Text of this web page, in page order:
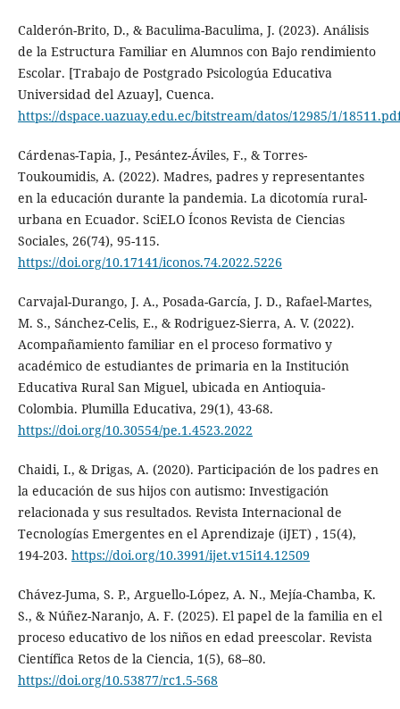
Calderón-Brito, D., & Baculima-Baculima, J. (2023). Análisis
de la Estructura Familiar en Alumnos con Bajo rendimiento
Escolar. [Trabajo de Postgrado Psicologúa Educativa
Universidad del Azuay], Cuenca.
https://dspace.uazuay.edu.ec/bitstream/datos/12985/1/
Cárdenas-Tapia, J., Pesántez-Áviles, F., & Torres-
Toukoumidis, A. (2022). Madres, padres y representantes
en la educación durante la pandemia. La dicotomía rural-
urbana en Ecuador. SciELO Íconos Revista de Ciencias
Sociales, 26(74), 95-115.
https://doi.org/10.17141/iconos.74.2022.5226
Carvajal-Durango, J. A., Posada-García, J. D., Rafael-Martes,
M. S., Sánchez-Celis, E., & Rodriguez-Sierra, A. V. (2022).
Acompañamiento familiar en el proceso formativo y
académico de estudiantes de primaria en la Institución
Educativa Rural San Miguel, ubicada en Antioquia-
Colombia. Plumilla Educativa, 29(1), 43-68.
https://doi.org/10.30554/pe.1.4523.2022
Chaidi, I., & Drigas, A. (2020). Participación de los padres en
la educación de sus hijos con autismo: Investigación
relacionada y sus resultados. Revista Internacional de
Tecnologías Emergentes en el Aprendizaje (iJET) , 15(4),
194-203. https://doi.org/10.3991/ijet.v15i14.12509
Chávez-Juma, S. P., Arguello-López, A. N., Mejía-Chamba, K.
S., & Núñez-Naranjo, A. F. (2025). El papel de la familia en el
proceso educativo de los niños en edad preescolar. Revista
Científica Retos de la Ciencia, 1(5), 68–80.
https://doi.org/10.53877/rc1.5-568